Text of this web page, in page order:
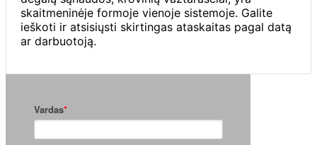
skaitmeninėje formoje vienoje sistemoje. Galite
ieškoti ir atsisiųsti skirtingas ataskaitas pagal datą
ar darbuotoją.